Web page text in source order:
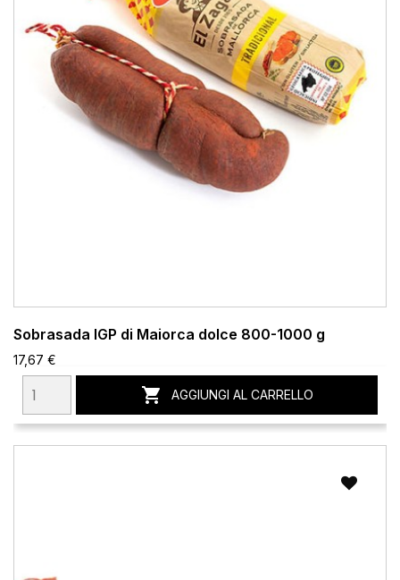
Sobrasada IGP di Maiorca dolce 800-1000 g
17,67 €
 AGGIUNGI AL CARRELLO